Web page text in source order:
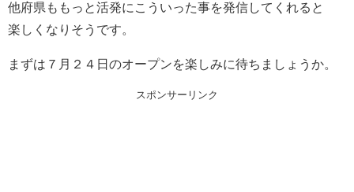
他府県ももっと活発にこういった事を発信してくれると
楽しくなりそうです。
まずは７月２４日のオープンを楽しみに待ちましょうか。
スポンサーリンク